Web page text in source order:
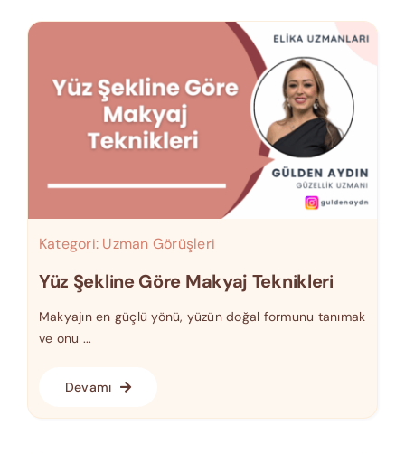
Kategori: Uzman Görüşleri
Yüz Şekline Göre Makyaj Teknikleri
Makyajın en güçlü yönü, yüzün doğal formunu tanımak
ve onu ...
Devamı